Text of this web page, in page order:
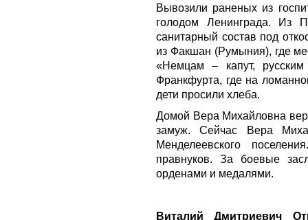
Вывозили раненых из
голодом Ленинграда. Из
санитарный состав под
из Факшан (Румыния), где
«Немцам – капут,
Франкфурта, где на
дети просили хлеба.
Домой Вера Михайловна
замуж. Сейчас Вера
Менделеевского
правнуков. За боевые
орденами и медалями.
Виталий Дмитриевич